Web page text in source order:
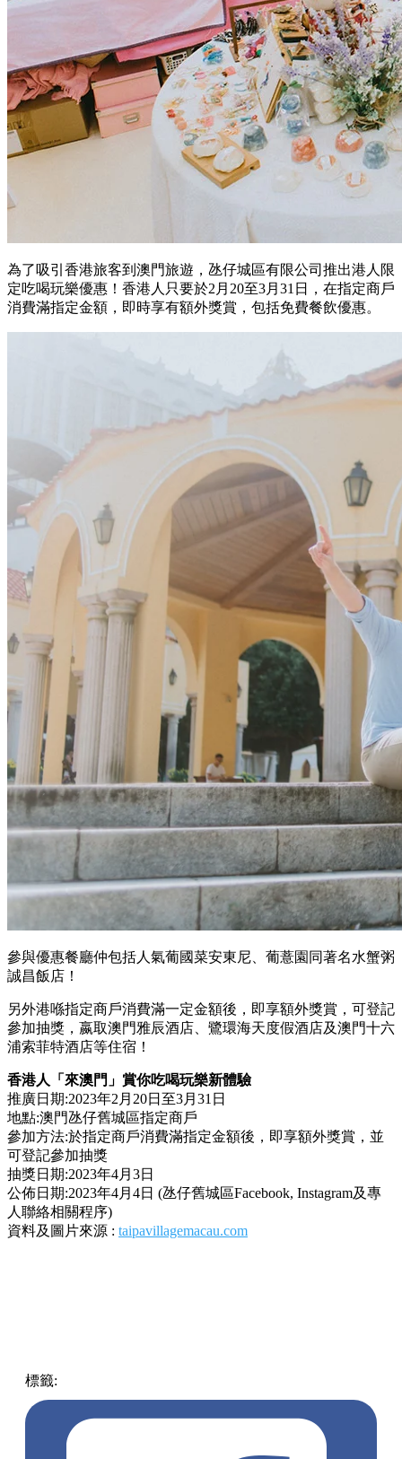
為了吸引香港旅客到澳門旅遊，氹仔城區有限公司推出港人限
定吃喝玩樂優惠！香港人只要於2月20至3月31日，在指定商戶
消費滿指定金額，即時享有額外獎賞，包括免費餐飲優惠。
參與優惠餐廳仲包括人氣葡國菜安東尼、葡薏園同著名水蟹粥
誠昌飯店！
另外港喺指定商戶消費滿一定金額後，即享額外獎賞，可登記
參加抽獎，嬴取澳門雅辰酒店、鷺環海天度假酒店及澳門十六
浦索菲特酒店等住宿！
香港人「來澳門」賞你吃喝玩樂新體驗
推廣日期:2023年2月20日至3月31日
地點:澳門氹仔舊城區指定商戶
參加方法:於指定商戶消費滿指定金額後，即享額外獎賞，並
可登記參加抽獎
抽獎日期:2023年4月3日
公佈日期:2023年4月4日 (氹仔舊城區Facebook, Instagram及專
人聯絡相關程序)
資料及圖片來源 : taipavillagemacau.com
標籤: